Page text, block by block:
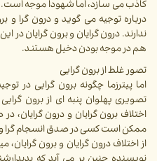
کاذب می سازد، اما شهودا موجه است.
درباره توجیه می گوید و درون گرا
ندارند. درون گرایان و برون گرایان در
هم در موجه بودن دخیل هستند.
تصور غلط از برون گرایی
اما پیترزما چگونه برون گرایی در
تصویری پهلوان پنبه ای از برون
اختلاف برون گرایان و درون
ممکن است کسی در صدق انسجام گرا و
از اختلاف درون گرایان و برون